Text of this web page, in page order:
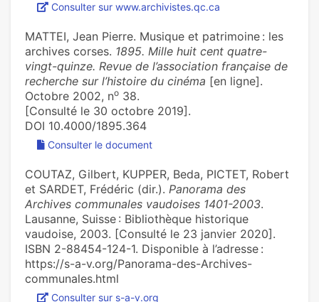
Consulter sur www.archivistes.qc.ca
MATTEI, Jean Pierre. Musique et patrimoine : les
archives corses. 1895. Mille huit cent quatre-
vingt-quinze. Revue de l’association française de
recherche sur l’histoire du cinéma [en ligne].
Octobre 2002, no 38.
[Consulté le 30 octobre 2019].
DOI 10.4000/1895.364
Consulter le document
COUTAZ, Gilbert, KUPPER, Beda, PICTET, Robert
et SARDET, Frédéric (dir.). Panorama des
Archives communales vaudoises 1401-2003.
Lausanne, Suisse : Bibliothèque historique
vaudoise, 2003. [Consulté le 23 janvier 2020].
ISBN 2-88454-124-1. Disponible à l’adresse :
https://s-a-v.org/Panorama-des-Archives-
communales.html
Consulter sur s-a-v.org